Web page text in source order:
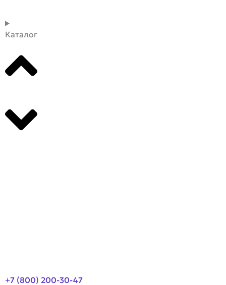
Каталог
+7 (800) 200-30-47